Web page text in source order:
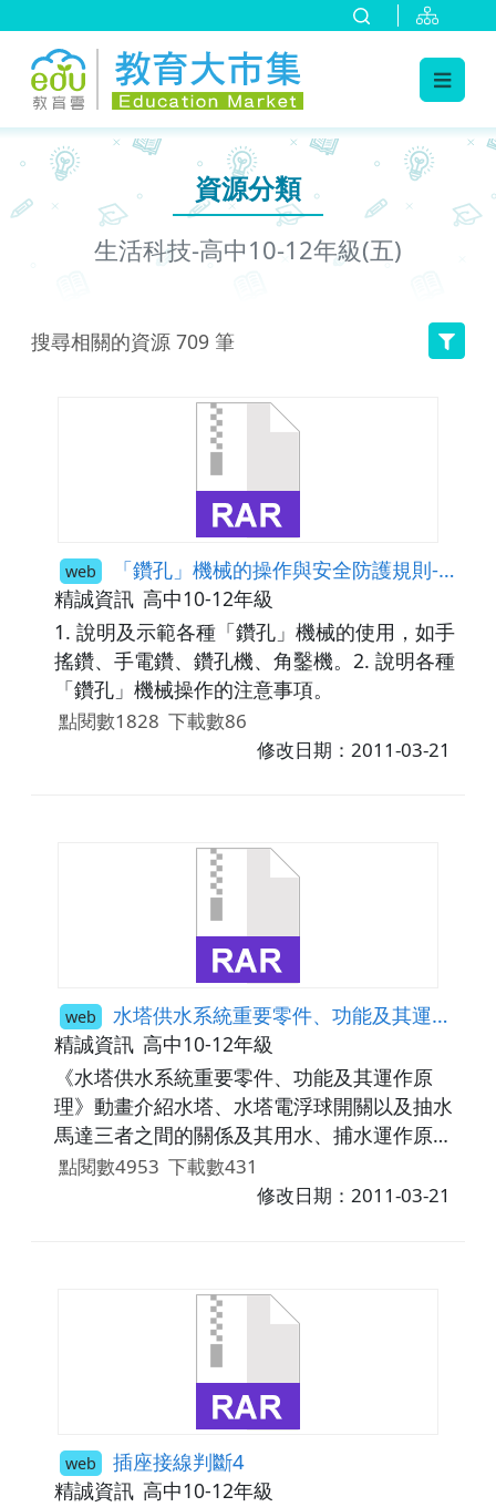
資源分類
生活科技-高中10-12年級(五)
搜尋相關的資源 709 筆
web 「鑽孔」機械的操作與安全防護規則-教案
精誠資訊 高中10-12年級
1. 說明及示範各種「鑽孔」機械的使用，如手
搖鑽、手電鑽、鑽孔機、角鑿機。2. 說明各種
「鑽孔」機械操作的注意事項。
點閱數1828 下載數86
修改日期：2011-03-21
web 水塔供水系統重要零件、功能及其運作原理
精誠資訊 高中10-12年級
《水塔供水系統重要零件、功能及其運作原
理》動畫介紹水塔、水塔電浮球開關以及抽水
馬達三者之間的關係及其用水、捕水運作原
理。
點閱數4953 下載數431
修改日期：2011-03-21
web 插座接線判斷4
精誠資訊 高中10-12年級